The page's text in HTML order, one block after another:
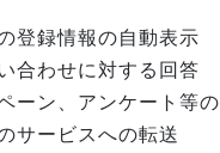
登録情報の自動表示
合わせに対する回答
ーン、アンケート等
サービスへの転送